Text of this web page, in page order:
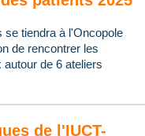
se tiendra à l'Oncopole
de rencontrer les
de 6 ateliers
de l'IUCT-